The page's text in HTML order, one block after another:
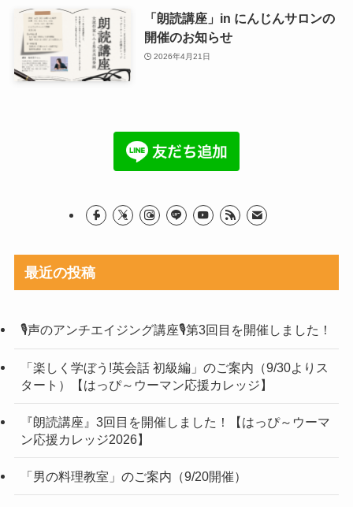
「朗読講座」in にんじんサロンの
開催のお知らせ
2026年4月21日
最近の投稿
🎙声のアンチエイジング講座🎙第3回目を開催しました！
「楽しく学ぼう!英会話 初級編」のご案内（9/30よりス
タート）【はっぴ～ウーマン応援カレッジ】
『朗読講座』3回目を開催しました！【はっぴ～ウーマ
ン応援カレッジ2026】
「男の料理教室」のご案内（9/20開催）